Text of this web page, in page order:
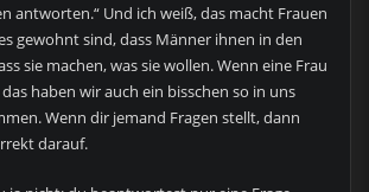
antworten.“ Und ich weiß, das macht Frauen
gewohnt sind, dass Männer ihnen in den
sie machen, was sie wollen. Wenn eine Frau
haben wir auch ein bisschen so in uns
Wenn dir jemand Fragen stellt, dann
darauf.